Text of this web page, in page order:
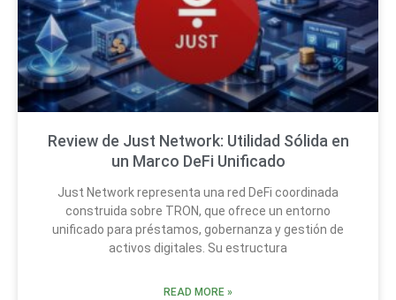
Review de Just Network: Utilidad Sólida en
un Marco DeFi Unificado
Just Network representa una red DeFi coordinada
construida sobre TRON, que ofrece un entorno
unificado para préstamos, gobernanza y gestión de
activos digitales. Su estructura
READ MORE »